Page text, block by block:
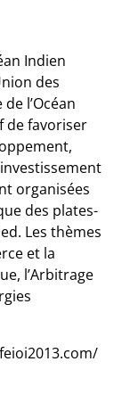
Indien
des
l’Océan
de favoriser
organisées
des plates-
Les thèmes
et la
l’Arbitrage